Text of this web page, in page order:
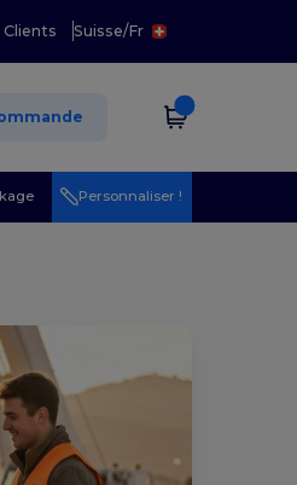
Clients Suisse/Fr
Personnaliser !